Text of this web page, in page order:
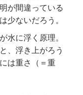
が間違っている
少ないだろう。
水に浮く原理。
、浮き上がろう
は重さ（＝重